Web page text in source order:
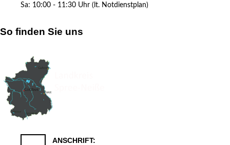
Sa: 10:00 - 11:30 Uhr (lt. Notdienstplan)
So finden Sie uns
ANSCHRIFT: